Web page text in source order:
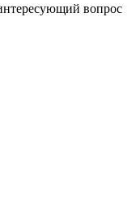
вопрос